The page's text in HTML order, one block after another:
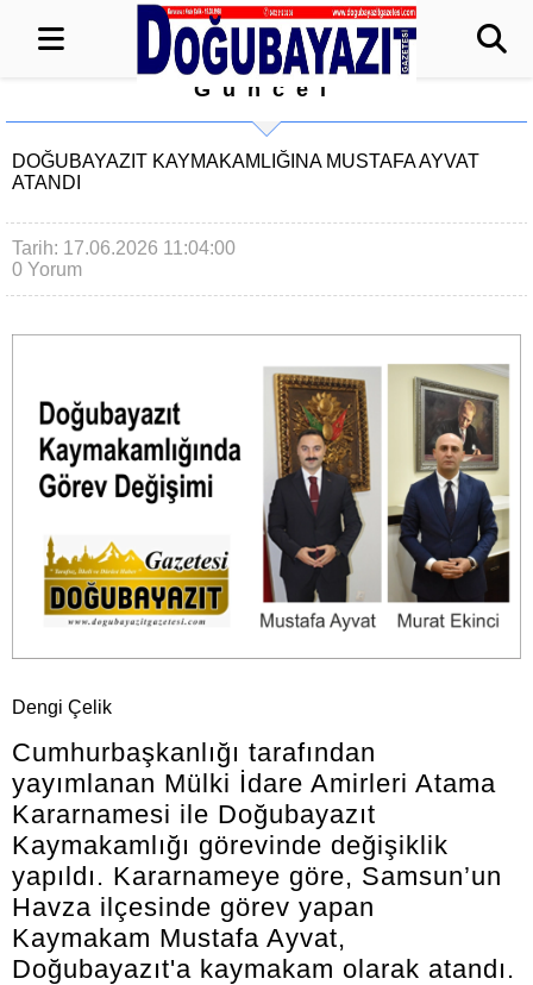
Güncel
DOĞUBAYAZIT KAYMAKAMLIĞINA MUSTAFA AYVAT
ATANDI
Tarih: 17.06.2026 11:04:00
0 Yorum
Dengi Çelik
Cumhurbaşkanlığı tarafından
yayımlanan Mülki İdare Amirleri Atama
Kararnamesi ile Doğubayazıt
Kaymakamlığı görevinde değişiklik
yapıldı. Kararnameye göre, Samsun’un
Havza ilçesinde görev yapan
Kaymakam Mustafa Ayvat,
Doğubayazıt'a kaymakam olarak atandı.